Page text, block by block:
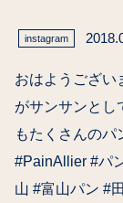
instagram
おはようござい
がサンサンとし
もたくさんの
#PainAllier #パ
山 #富山パン #